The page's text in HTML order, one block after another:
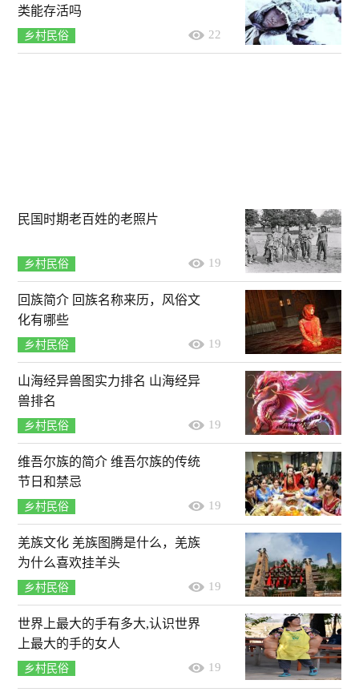
类能存活吗
乡村民俗 22
民国时期老百姓的老照片
乡村民俗 19
回族简介 回族名称来历，风俗文
化有哪些
乡村民俗 19
山海经异兽图实力排名 山海经异
兽排名
乡村民俗 19
维吾尔族的简介 维吾尔族的传统
节日和禁忌
乡村民俗 19
羌族文化 羌族图腾是什么，羌族
为什么喜欢挂羊头
乡村民俗 19
世界上最大的手有多大,认识世界
上最大的手的女人
乡村民俗 19